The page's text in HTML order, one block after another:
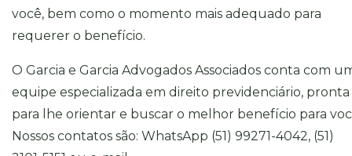
você, bem como o momento mais adequado para
requerer o benefício.
O Garcia e Garcia Advogados Associados conta com
equipe especializada em direito previdenciário, pronta
para lhe orientar e buscar o melhor benefício para
Nossos contatos são: WhatsApp (51) 99271-4042, (51)